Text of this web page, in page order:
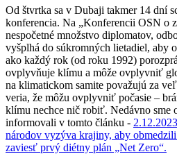
Od štvrtka sa v Dubaji takmer 14 dní
konferencia. Na „Konferencii OSN o
nespočetné množstvo diplomatov,
vyšplhá do súkromných lietadiel, aby
ako každý rok (od roku 1992)
ovplyvňuje klímu a môže ovplyvniť
na klimatickom samite považujú za
veria, že môžu ovplyvniť počasie –
klímu nechce nič robiť. Nedávno sme
informovali v tomto článku -
národov vyzýva krajiny, aby obmedzili
zaviesť prvý diétny plán „Net Zero“.